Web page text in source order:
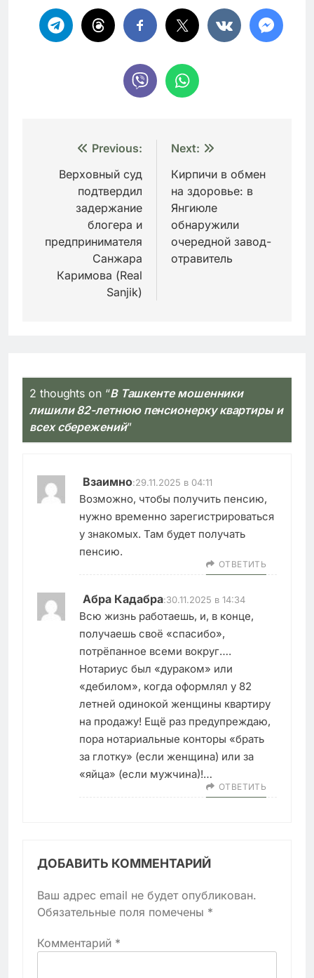
Навигация
записям
Previous:
Верховный суд
подтвердил
задержание
блогера и
предпринимателя
Санжара
Каримова (Real
Sanjik)
Next:
Кирпичи в обмен
на здоровье: в
Янгиюле
обнаружили
очередной завод-
отравитель
2 thoughts on “В Ташкенте мошенники
лишили 82-летнюю пенсионерку квартиры и
всех сбережений”
Взаимно:29.11.2025 в 04:11
Возможно, чтобы получить пенсию,
нужно временно зарегистрироваться
у знакомых. Там будет получать
пенсию.
ОТВЕТИТЬ
Абра Кадабра:30.11.2025 в 14:34
Всю жизнь работаешь, и, в конце,
получаешь своё «спасибо»,
потрёпанное всеми вокруг….
Нотариус был «дураком» или
«дебилом», когда оформлял у 82
летней одинокой женщины квартиру
на продажу! Ещё раз предупреждаю,
пора нотариальные конторы «брать
за глотку» (если женщина) или за
«яйца» (если мужчина)!…
ОТВЕТИТЬ
ДОБАВИТЬ КОММЕНТАРИЙ
Ваш адрес email не будет опубликован.
Обязательные поля помечены *
Комментарий *